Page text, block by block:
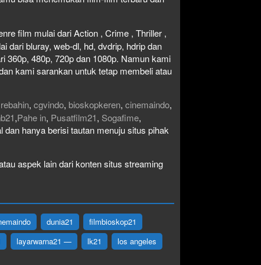
film mulai dari Action , Crime , Thriller ,
dari bluray, web-dl, hd, dvdrip, hdrip dan
360p, 480p, 720p dan 1080p. Namun kami
kami sarankan untuk tetap membeli atau
rebahin, cgvindo, bioskopkeren, cinemaindo,
,Pahe in, Pusatfilm21, Sogafime,
dan hanya berisi tautan menuju situs pihak
aspek lain dari konten situs streaming
dunia21
filmbioskop21
layarwarna21 — lk21
los angeles